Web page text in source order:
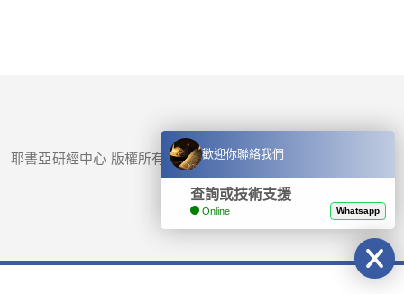
耶書亞研經中心 版權所有 © 2017-2026
歡迎你聯絡我們
查詢或技術支援
Online Whatsapp